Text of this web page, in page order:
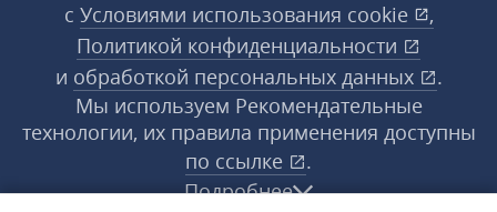
с Условиями использования cookie
,
Политикой конфиденциальности
и обработкой персональных данных
.
Мы используем Рекомендательные
технологии, их правила применения доступны
по ссылке
.
Подробнее